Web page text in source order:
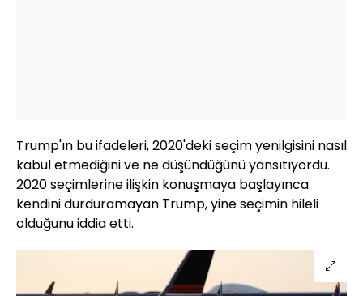
Trump'ın bu ifadeleri, 2020'deki seçim yenilgisini nasıl
kabul etmediğini ve ne düşündüğünü yansıtıyordu.
2020 seçimlerine ilişkin konuşmaya başlayınca
kendini durduramayan Trump, yine seçimin hileli
olduğunu iddia etti.